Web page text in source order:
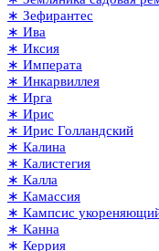
∗ Зефирантес
∗ Ива
∗ Иксия
∗ Императа
∗ Инкарвиллея
∗ Ирга
∗ Ирис
∗ Ирис Голландский
∗ Калина
∗ Калистегия
∗ Калла
∗ Камассия
∗ Кампсис
∗ Канна
∗ Керрия